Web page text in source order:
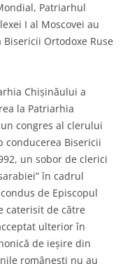
Patriarhul
I al Moscovei au
Ortodoxe Ruse
Chișinăului a
la Patriarhia
congres al clerului
conducerea Bisericii
un sobor de clerici
în cadrul
de Episcopul
caterisit de către
ulterior în
de ieșire din
românești nu au